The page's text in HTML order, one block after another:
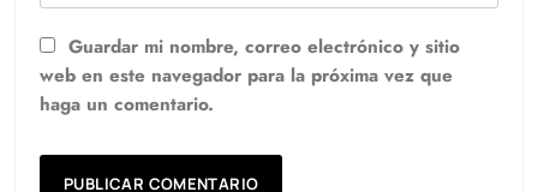
Guardar mi nombre, correo electrónico y sitio
web en este navegador para la próxima vez que
haga un comentario.